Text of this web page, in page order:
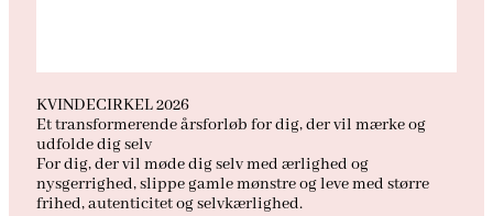
KVINDECIRKEL 2026
Et transformerende årsforløb for dig, der vil mærke og
udfolde dig selv
For dig, der vil møde dig selv med ærlighed og
nysgerrighed, slippe gamle mønstre og leve med større
frihed, autenticitet og selvkærlighed.